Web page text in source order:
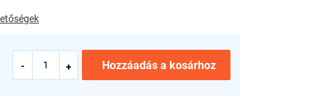
Hozzáadás a kosárhoz